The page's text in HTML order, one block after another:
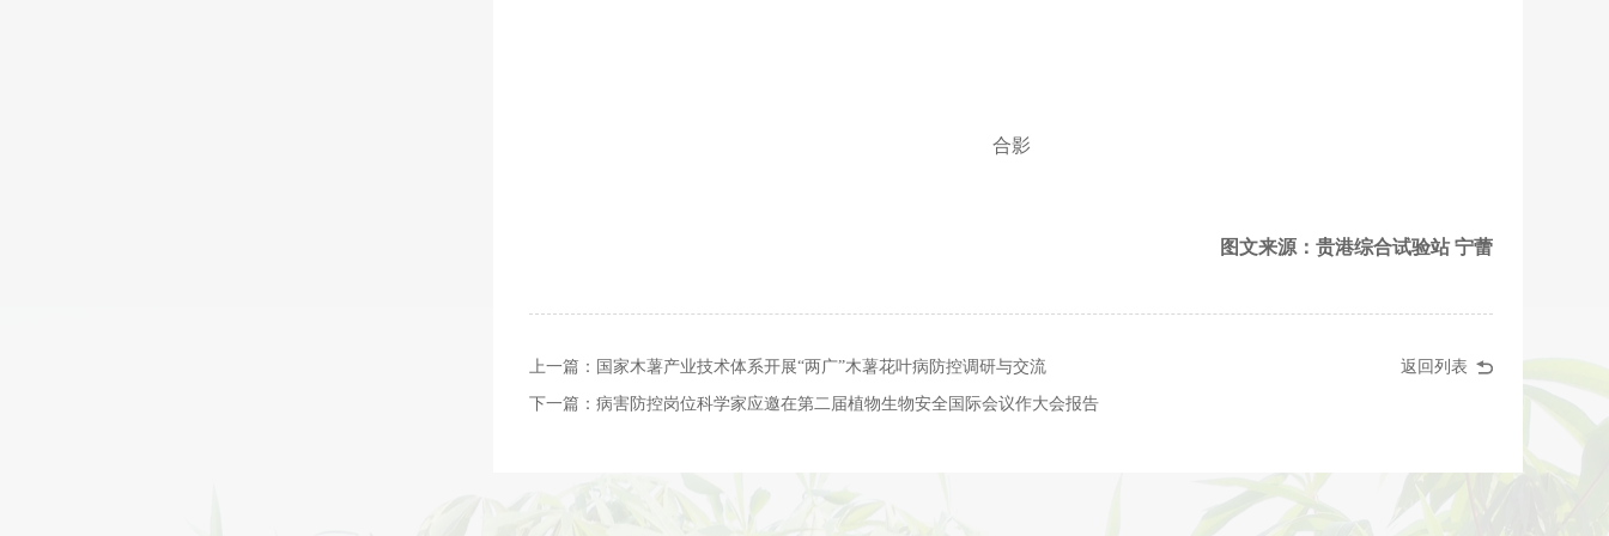
合影
图文来源：贵港综合试验站 宁蕾
上一篇： 国家木薯产业技术体系开展“两广”木薯花叶病防控调研与交流
下一篇： 病害防控岗位科学家应邀在第二届植物生物安全国际会议作大会报告
返回列表